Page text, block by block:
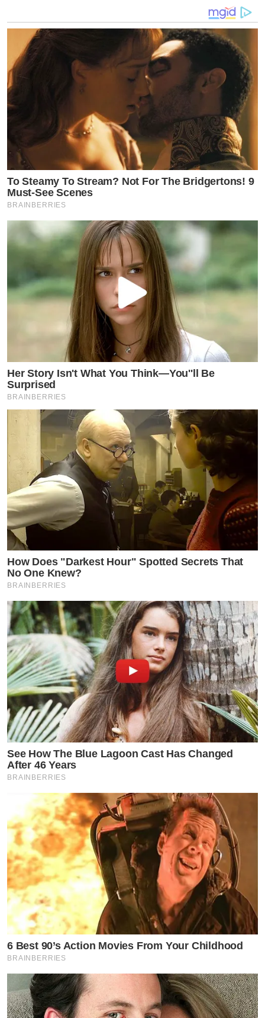
ซึ่งเผยให้เห็นถึงหุ่นสุดเป๊ะปังของสาวเอ้ได้อย่างชัดเจน
ทำเอาหลายคนถึงกับอ้าปากค้างกับความแซ่บของเธอ
“เอ้ ชุติมา” กล่าวถึงภาพชุดว่ายน้ำกลางหิมะว่า “จะว่าไป
แล้วสวิตก็ไม่ได้หนาวเท่าไหร่นะ”
To Steamy To Stream? Not For The Bridgertons! 9
Must-See Scenes
BRAINBERRIES
Her Story Isn't What You Think—You''ll Be
Surprised
BRAINBERRIES
How Does "Darkest Hour" Spotted Secrets That
No One Knew?
BRAINBERRIES
See How The Blue Lagoon Cast Has Changed
After 46 Years
BRAINBERRIES
6 Best 90’s Action Movies From Your Childhood
BRAINBERRIES